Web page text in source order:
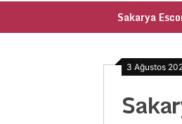
Sakarya
3 Ağustos